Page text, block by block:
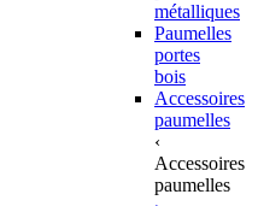
métalliques
Paumelles
portes
bois
Accessoires
paumelles
‹
Accessoires
paumelles